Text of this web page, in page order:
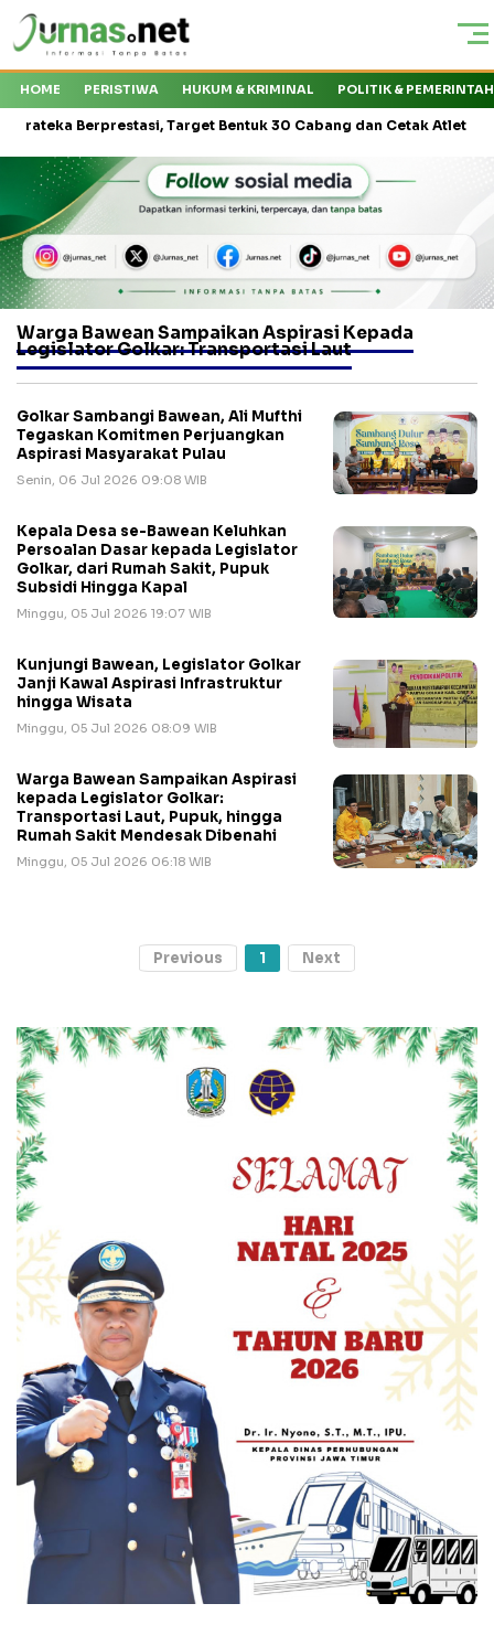
HOME PERISTIWA HUKUM & KRIMINAL POLITIK &
Berprestasi, Target Bentuk 30 Cabang dan Cetak Atlet Nasional
Warga Bawean Sampaikan Aspirasi Kepada
Legislator Golkar: Transportasi Laut
Golkar Sambangi Bawean, Ali Mufthi
Tegaskan Komitmen Perjuangkan
Aspirasi Masyarakat Pulau
Senin, 06 Jul 2026 09:08 WIB
Kepala Desa se-Bawean Keluhkan
Persoalan Dasar kepada Legislator
Golkar, dari Rumah Sakit, Pupuk
Subsidi Hingga Kapal
Minggu, 05 Jul 2026 19:07 WIB
Kunjungi Bawean, Legislator Golkar
Janji Kawal Aspirasi Infrastruktur
hingga Wisata
Minggu, 05 Jul 2026 08:09 WIB
Warga Bawean Sampaikan Aspirasi
kepada Legislator Golkar:
Transportasi Laut, Pupuk, hingga
Rumah Sakit Mendesak Dibenahi
Minggu, 05 Jul 2026 06:18 WIB
Previous 1 Next